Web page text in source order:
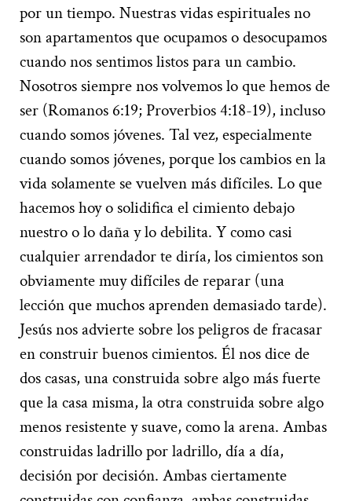
por un tiempo. Nuestras vidas espirituales no
son apartamentos que ocupamos o desocupamos
cuando nos sentimos listos para un cambio.
Nosotros siempre nos volvemos lo que hemos de
ser (Romanos 6:19; Proverbios 4:18-19), incluso
cuando somos jóvenes. Tal vez, especialmente
cuando somos jóvenes, porque los cambios en la
vida solamente se vuelven más difíciles. Lo que
hacemos hoy o solidifica el cimiento debajo
nuestro o lo daña y lo debilita. Y como casi
cualquier arrendador te diría, los cimientos son
obviamente muy difíciles de reparar (una
lección que muchos aprenden demasiado tarde).
Jesús nos advierte sobre los peligros de fracasar
en construir buenos cimientos. Él nos dice de
dos casas, una construida sobre algo más fuerte
que la casa misma, la otra construida sobre algo
menos resistente y suave, como la arena. Ambas
construidas ladrillo por ladrillo, día a día,
decisión por decisión. Ambas ciertamente